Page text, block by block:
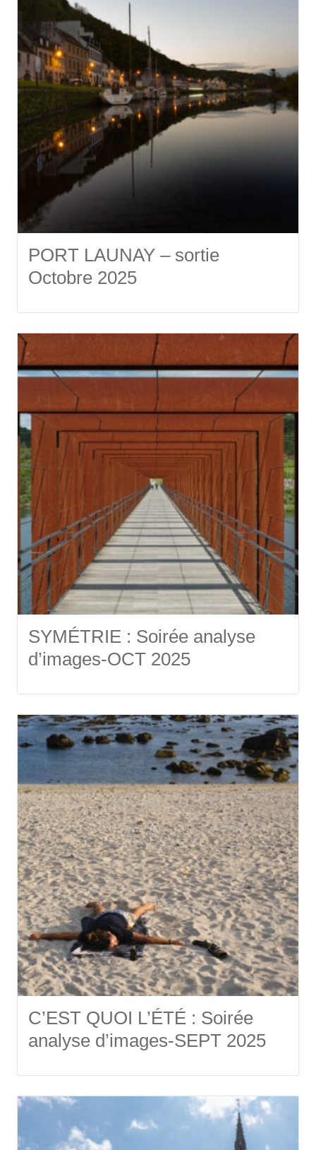
PORT LAUNAY – sortie
Octobre 2025
SYMÉTRIE : Soirée analyse
d’images-OCT 2025
C’EST QUOI L’ÉTÉ : Soirée
analyse d’images-SEPT 2025